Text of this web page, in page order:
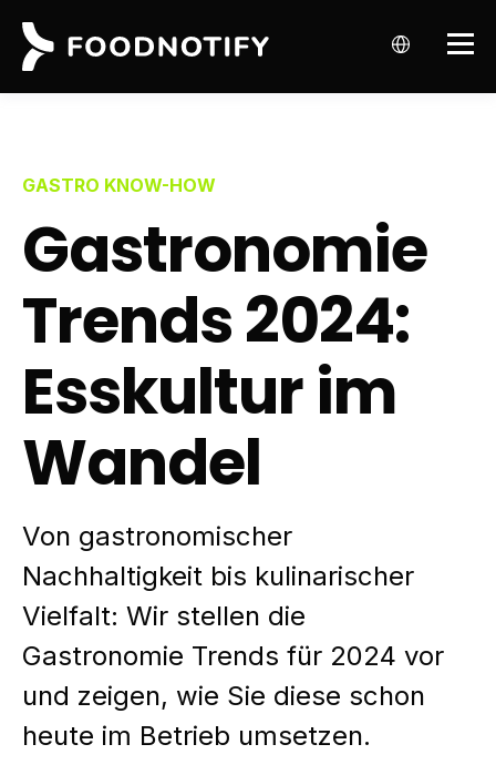
GASTRO KNOW-HOW
Gastronomie
Trends 2024:
Esskultur im
Wandel
Von gastronomischer
Nachhaltigkeit bis kulinarischer
Vielfalt: Wir stellen die
Gastronomie Trends für 2024 vor
und zeigen, wie Sie diese schon
heute im Betrieb umsetzen.